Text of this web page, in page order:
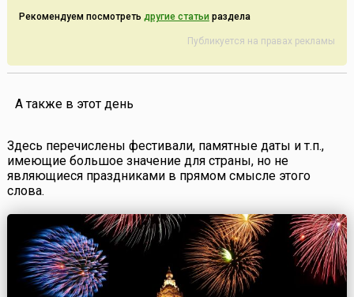
Рекомендуем посмотреть другие статьи раздела
Публикуется на правах рекламы
А также в этот день
Здесь перечислены фестивали, памятные даты и т.п.,
имеющие большое значение для страны, но не
являющиеся праздниками в прямом смысле этого
слова.